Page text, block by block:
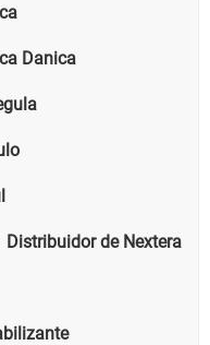
Danica
Distribuidor de Nextera